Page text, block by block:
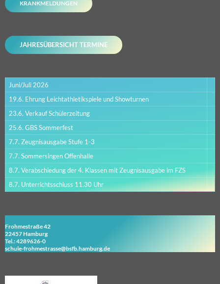
KRANKMELDUNGEN
JAHRESÜBERSICHT TERMINE
Juni/Juli 2026
19.6. Ehrung Leichtathletikspiele und Showturnen
23.6. Verkauf Schülerzeitung
25.6. GBS Sommerfest
7.7. Zeugnisausgabe Stufe 1-3
7.7. Sommersingen Offenhalle
8.7. Verabschiedung der 4. Klassen mit Zeugnisausgabe im FZS
8.7. Unterrichtsschluss 11.30 Uhr
Frohmestraße 42
22457 Hamburg
Tel.: 4289626-0
schule-frohmestrasse@bsfb.hamburg.de